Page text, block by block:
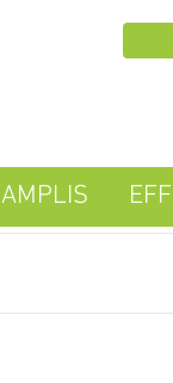
AMPLIS